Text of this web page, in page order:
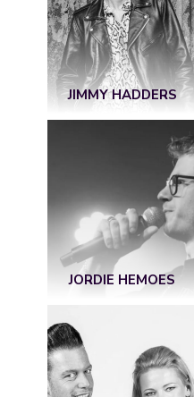
JIMMY HADDERS
JORDIE HEMOES